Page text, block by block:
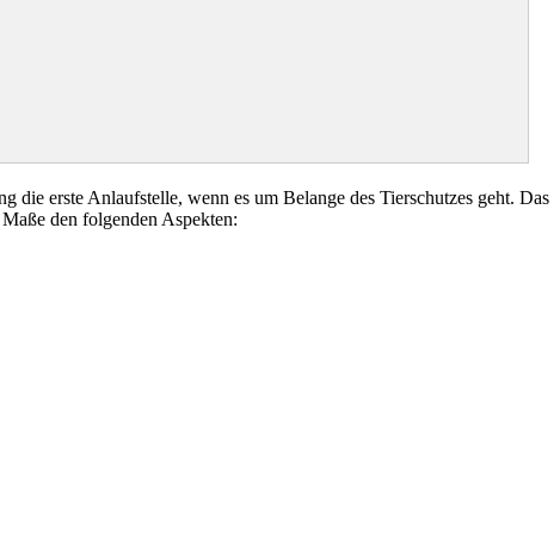
die erste Anlaufstelle, wenn es um Belange des Tierschutzes geht. Das
den folgenden Aspekten: